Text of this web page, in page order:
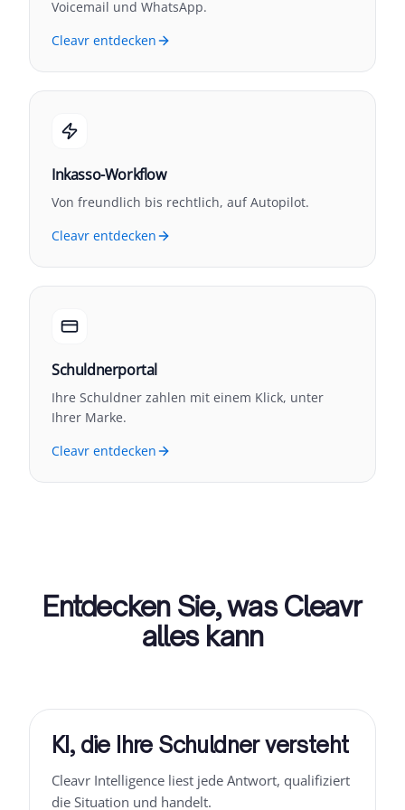
Voicemail und WhatsApp.
Cleavr entdecken
Inkasso-Workflow
Von freundlich bis rechtlich, auf Autopilot.
Cleavr entdecken
Schuldnerportal
Ihre Schuldner zahlen mit einem Klick, unter
Ihrer Marke.
Cleavr entdecken
Entdecken Sie, was Cleavr
alles kann
KI, die Ihre Schuldner versteht
Cleavr Intelligence liest jede Antwort, qualifiziert
die Situation und handelt.